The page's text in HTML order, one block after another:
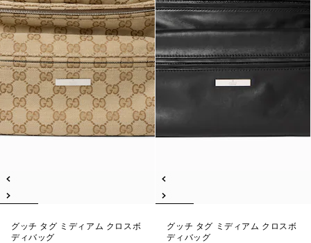
グッチ タグ ミディアム クロスボ
ディバッグ
グッチ タグ ミディアム クロスボ
ディバッグ